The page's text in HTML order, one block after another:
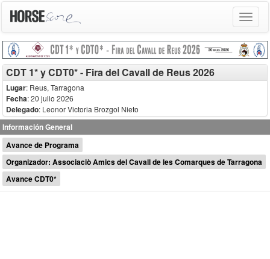
Toggle
CDT 1* y CDT0* - Fira del Cavall de Reus 2026
Lugar: Reus, Tarragona
Fecha: 20 julio 2026
Delegado: Leonor Victoria Brozgol Nieto
Información General
Avance de Programa
Organizador: Associaciò Amics del Cavall de les Comarques de Tarragona
Avance CDT0*